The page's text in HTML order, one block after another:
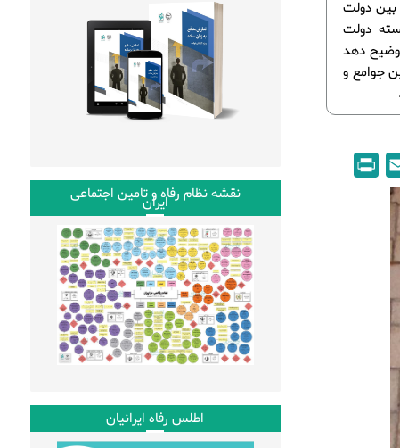
دولت
دولت
دهد
جوامع و
نقشه نظام رفاه و تامین اجتماعی
ایران
اطلس رفاه ایرانیان